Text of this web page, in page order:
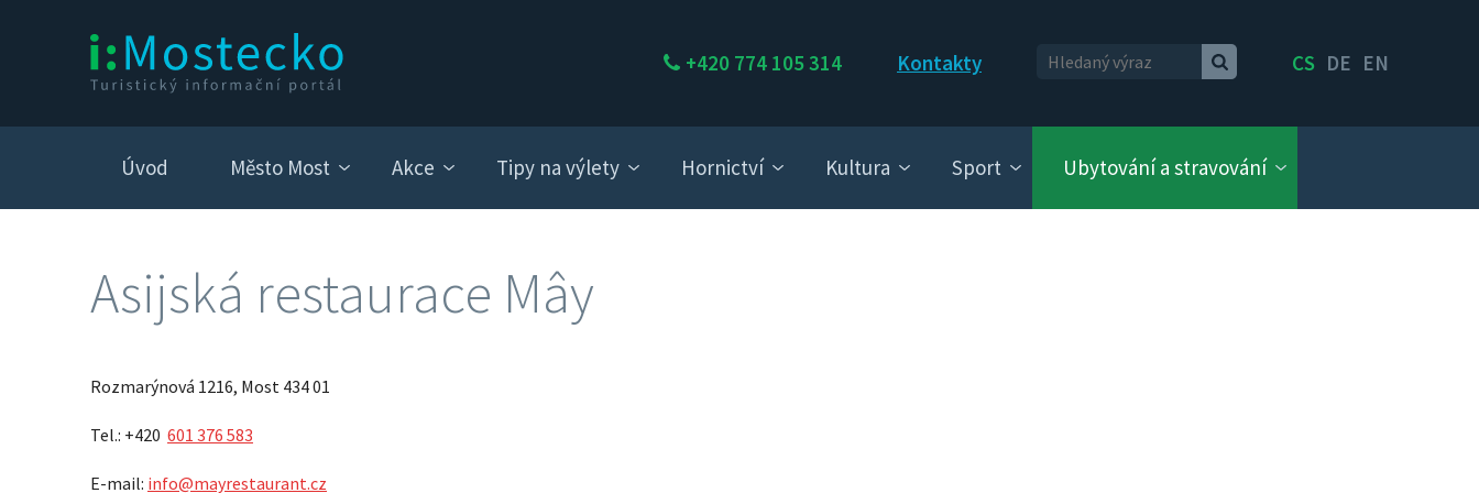
+420 774 105 314 Kontakty CS DE EN
Úvod Město Most Akce Tipy na výlety Hornictví Kultura Sport Ubytování a stravování
Asijská restaurace Mây
Rozmarýnová 1216, Most 434 01
Tel.: +420 601 376 583
E-mail: info@mayrestaurant.cz